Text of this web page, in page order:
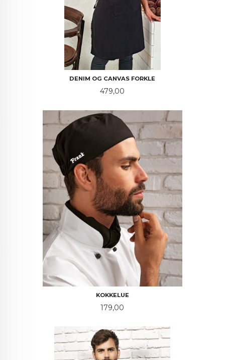
DENIM OG CANVAS FORKLE
Pris
479,00
KOKKELUE
Pris
179,00